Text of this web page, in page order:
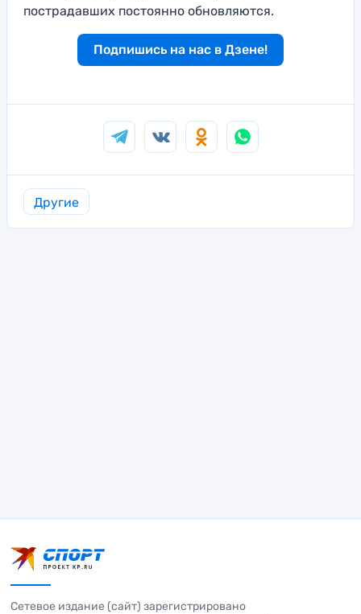
пострадавших постоянно обновляются.
Подпишись на нас в Дзене!
Другие
Сетевое издание (сайт) зарегистрировано